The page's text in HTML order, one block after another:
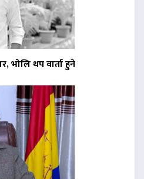
भोलि थप वार्ता हुने